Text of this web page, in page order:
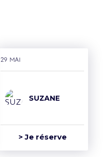
29 mai
SUZANE
> Je réserve